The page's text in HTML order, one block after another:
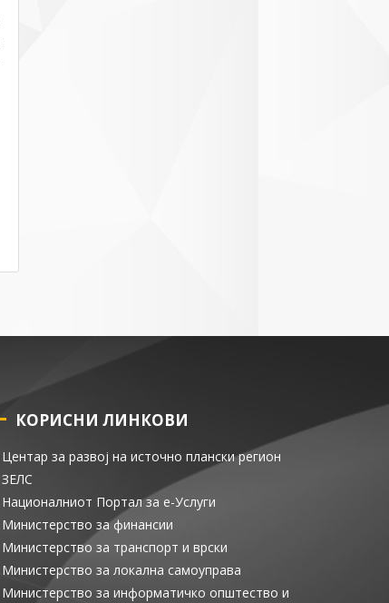
КОРИСНИ ЛИНКОВИ
Центар за развој на источно плански регион
ЗЕЛС
Националниот Портал за е-Услуги
Министерство за финансии
Министерство за транспорт и врски
Министерство за локална самоуправа
Министерство за информатичко општество и